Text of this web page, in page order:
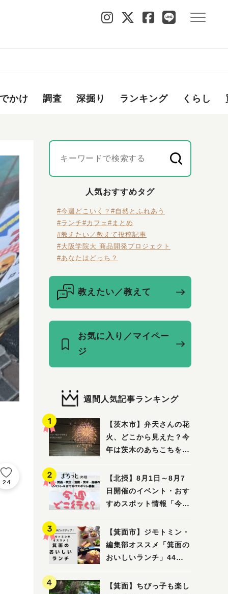
かけ 調査 深掘り ランキング くらし
24
人気おすすめタグ
#今週どこいく？ #自然とふれあう
#ランチ#カフェ #まとめ
#教えたい／教えて投稿記事
#大阪学院大 商品開発プロジェクト
#あなたはどっち？
教えたい／教えて
お気に入り／マイペー
ジ
週間人気記事ランキング
【茨木市】弁天さんの花
火、どこから見えた？今
年は茨木のあちこちを巡
【北摂】8月1日～8月7
日開催のイベント・おす
すめスポット情報「今週
面・吹田・池田・茨木・
高槻）
【箕面市】ジモトミン・
編集部オススメ「箕面の
おいしいランチ」44
から穴場まで！〜
【箕面】ちびっ子も楽し